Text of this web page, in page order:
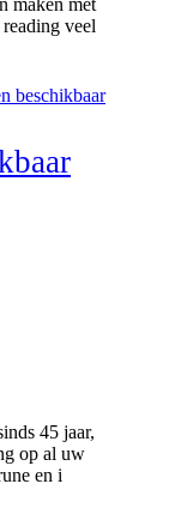
veel
beschikbaar
45 jaar,
op al uw
en i